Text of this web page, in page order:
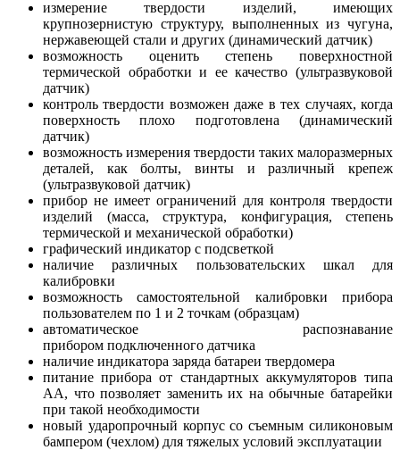
измерение твердости изделий, имеющих
крупнозернистую структуру, выполненных из чугуна,
нержавеющей стали и других (динамический датчик)
возможность оценить степень поверхностной
термической обработки и ее качество (ультразвуковой
датчик)
контроль твердости возможен даже в тех случаях, когда
поверхность плохо подготовлена (динамический
датчик)
возможность измерения твердости таких малоразмерных
деталей, как болты, винты и различный крепеж
(ультразвуковой датчик)
прибор не имеет ограничений для контроля твердости
изделий (масса, структура, конфигурация, степень
термической и механической обработки)
графический индикатор с подсветкой
наличие различных пользовательских шкал для
калибровки
возможность самостоятельной калибровки прибора
пользователем по 1 и 2 точкам (образцам)
автоматическое распознавание
прибором подключенного датчика
наличие индикатора заряда батареи твердомера
питание прибора от стандартных аккумуляторов типа
АА, что позволяет заменить их на обычные батарейки
при такой необходимости
новый ударопрочный корпус со съемным силиконовым
бампером (чехлом) для тяжелых условий эксплуатации